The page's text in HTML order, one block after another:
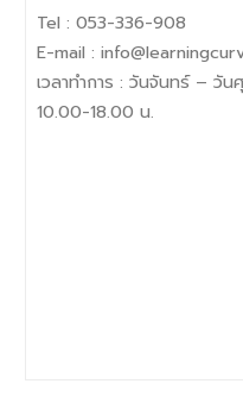
Tel : 053-336-908
E-mail :
เวลาทำการ : วันจันทร์ – วัน
10.00-18.00 น.